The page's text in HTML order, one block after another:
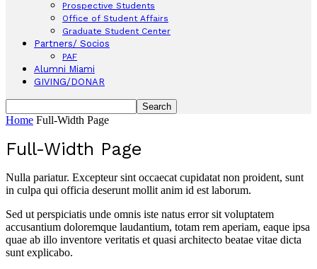
Prospective Students
Office of Student Affairs
Graduate Student Center
Partners/ Socios
PAF
Alumni Miami
GIVING/DONAR
Home Full-Width Page
Full-Width Page
Nulla pariatur. Excepteur sint occaecat cupidatat non proident, sunt
in culpa qui officia deserunt mollit anim id est laborum.
Sed ut perspiciatis unde omnis iste natus error sit voluptatem
accusantium doloremque laudantium, totam rem aperiam, eaque ipsa
quae ab illo inventore veritatis et quasi architecto beatae vitae dicta
sunt explicabo.